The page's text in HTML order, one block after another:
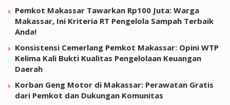
Pemkot Makassar Tawarkan Rp100 Juta: Warga
Makassar, Ini Kriteria RT Pengelola Sampah Terbaik
Anda!
Konsistensi Cemerlang Pemkot Makassar: Opini WTP
Kelima Kali Bukti Kualitas Pengelolaan Keuangan
Daerah
Korban Geng Motor di Makassar: Perawatan Gratis
dari Pemkot dan Dukungan Komunitas